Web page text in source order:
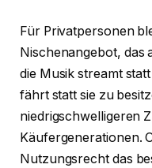
Für Privatpersonen
Nischenangebot, das
die Musik streamt
fährt statt sie zu
niedrigschwelligeren
Käufergenerationen.
Nutzungsrecht das